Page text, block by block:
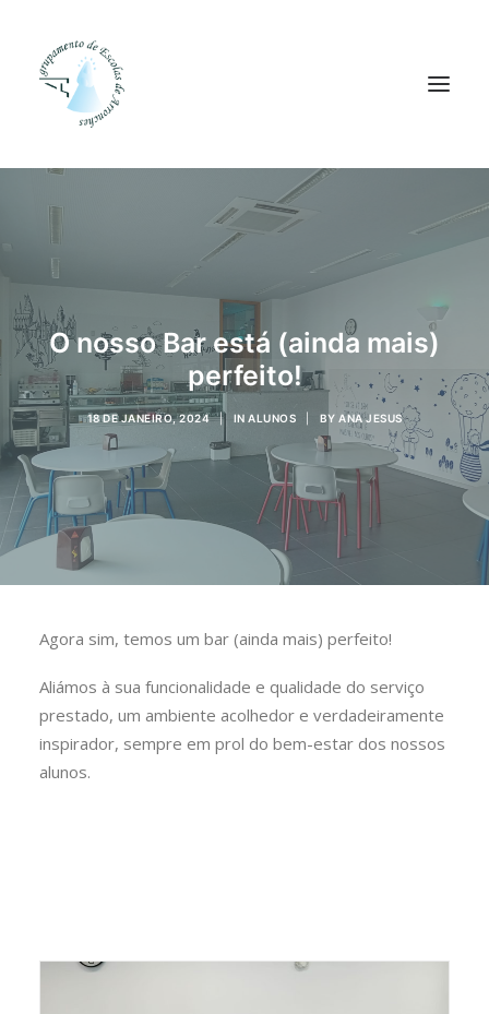
Alunos
Equipas
Projetos
Plataformas
Contactos
O nosso Bar está (ainda mais)
perfeito!
18 DE JANEIRO, 2024 | IN ALUNOS BY ANA JESUS
Agora sim, temos um bar (ainda mais) perfeito!
Aliámos à sua funcionalidade e qualidade do serviço
prestado, um ambiente acolhedor e verdadeiramente
inspirador, sempre em prol do bem-estar dos nossos
alunos.